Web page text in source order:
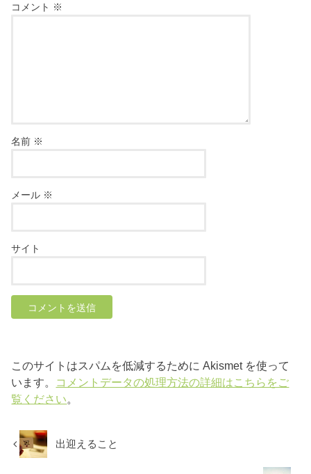
コメント ※
名前 ※
メール ※
サイト
このサイトはスパムを低減するために Akismet を使って
います。 コメントデータの処理方法の詳細はこちらをご
覧ください。
出迎えること